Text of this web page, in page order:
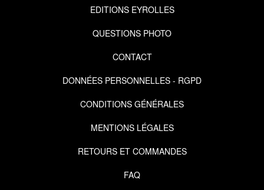
EDITIONS EYROLLES
QUESTIONS PHOTO
CONTACT
DONNÉES PERSONNELLES - RGPD
CONDITIONS GÉNÉRALES
MENTIONS LÉGALES
RETOURS ET COMMANDES
FAQ